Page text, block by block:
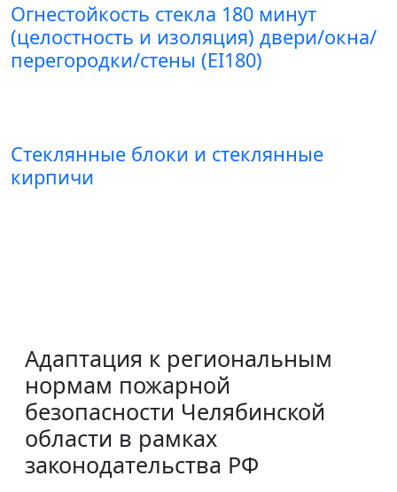
Огнестойкость стекла 180 минут
(целостность и изоляция) двери/окна/
перегородки/стены (EI180)
Стеклянные блоки и стеклянные
кирпичи
Адаптация к региональным
нормам пожарной
безопасности Челябинской
области в рамках
законодательства РФ